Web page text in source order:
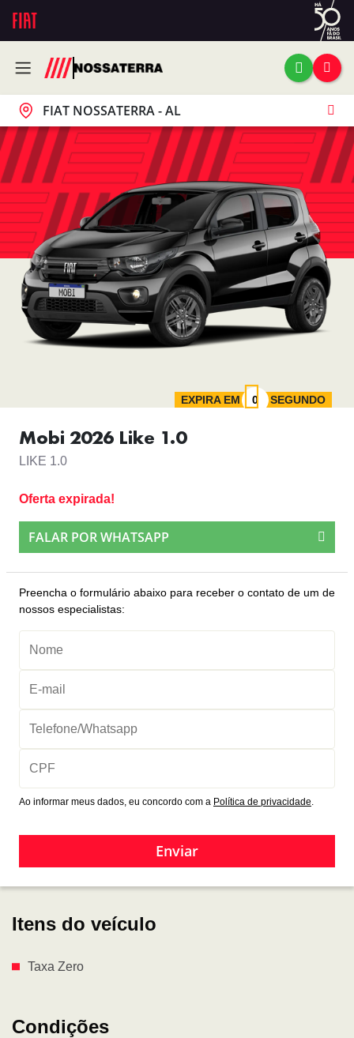
FIAT NOSSATERRA - AL
Itens do veículo
Taxa Zero
Condições
EXPIRA EM SEGUNDO
Mobi 2026 Like 1.0
LIKE 1.0
Oferta expirada!
FALAR POR WHATSAPP
Preencha o formulário abaixo para receber o contato de um de
nossos especialistas:
Ao informar meus dados, eu concordo com a Política de privacidade
Enviar